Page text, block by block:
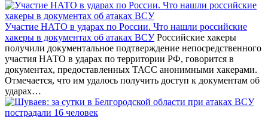
Участие НАТО в ударах по России. Что нашли российские
хакеры в документах об атаках ВСУРоссийские хакеры
получили документальное подтверждение непосредственного
участия НАТО в ударах по территории РФ, говорится в
документах, предоставленных ТАСС анонимными хакерами.
Отмечается, что им удалось получить доступ к документам об
ударах…